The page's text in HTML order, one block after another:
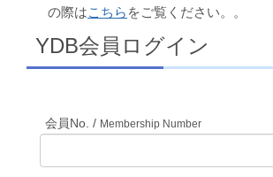
の際はこちら をご覧ください。。
YDB会員ログイン
会員No. / Membership Number